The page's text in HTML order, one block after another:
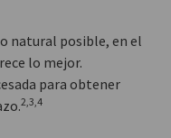
natural posible, en el
lo mejor.
para obtener
2,3,4